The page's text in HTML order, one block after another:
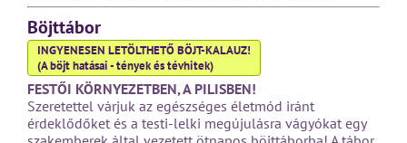
Böjttábor
INGYENESEN LETÖLTHETŐ BÖJT-KALAUZ!
(A böjt hatásai - tények és tévhitek)
FESTŐI KÖRNYEZETBEN, A PILISBEN!
Szeretettel várjuk az egészséges életmód iránt
érdeklődőket és a testi-lelki megújulásra vágyókat egy